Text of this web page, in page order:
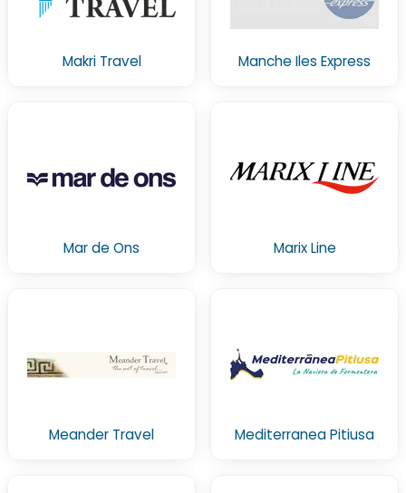
Makri Travel Manche Iles Express
Mar de Ons Marix Line
Meander Travel Mediterranea Pitiusa